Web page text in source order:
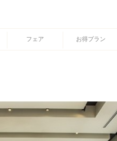
フェア お得プラン